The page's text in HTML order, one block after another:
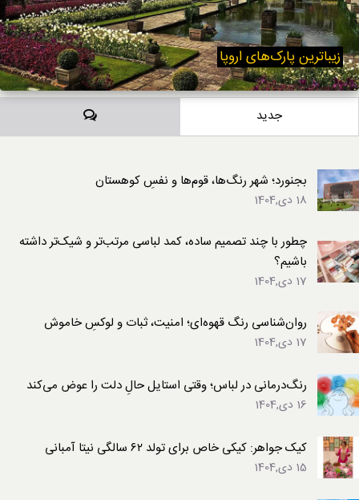
زیباترین پارک‌های اروپا
جدید دیدگاه‌ها
بجنورد؛ شهر رنگ‌ها، قوم‌ها و نفسِ کوهستان
18 دی,1404
چطور با چند تصمیم ساده، کمد لباسی مرتب‌تر و شیک‌تر داشته
باشیم؟
17 دی,1404
روان‌شناسی رنگ قهوه‌ای؛ امنیت، ثبات و لوکسِ خاموش
17 دی,1404
رنگ‌درمانی در لباس؛ وقتی استایل حالِ دلت را عوض می‌کند
16 دی,1404
کیک جواهر: کیکی خاص برای تولد ۶۲ سالگی نیتا آمبانی
15 دی,1404